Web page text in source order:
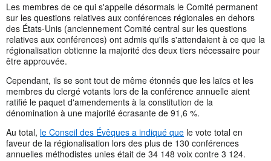
Les membres de ce qui s'appelle désormais le Comité permanent
sur les questions relatives aux conférences régionales en dehors
des États-Unis (anciennement Comité central sur les questions
relatives aux conférences) ont admis qu'ils s'attendaient à ce que la
régionalisation obtienne la majorité des deux tiers nécessaire pour
être approuvée.
Cependant, ils se sont tout de même étonnés que les laïcs et les
membres du clergé votants lors de la conférence annuelle aient
ratifié le paquet d'amendements à la constitution de la
dénomination à une majorité écrasante de 91,6 %.
Au total, le Conseil des Évêques a indiqué que le vote total en
faveur de la régionalisation lors des plus de 130 conférences
annuelles méthodistes unies était de 34 148 voix contre 3 124.